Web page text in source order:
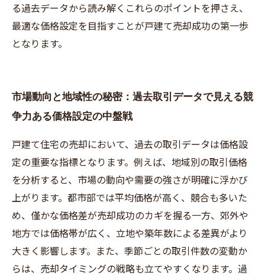
る過去データから読み解くこれらのポイントを押さえ、
最適な価格設定を目指すことが戸建て売却成功の第一歩
となります。
市場動向と地域性の秘密：過去取引データで見える競
争力ある価格設定の中盤戦
戸建て住宅の売却において、過去の取引データは価格設
定の重要な指標となります。例えば、地域別の取引価格
を分析すると、市場の動向や需要の強さが明確に浮かび
上がります。都市部では平均価格が高く、競合も多いた
め、僅かな価格差が売却成功のカギを握る一方、郊外や
地方では価格帯が広く、立地や築年数による差異がより
大きく影響します。また、季節ごとの取引件数の変動か
らは、売却タイミングの戦略も立てやすくなります。過